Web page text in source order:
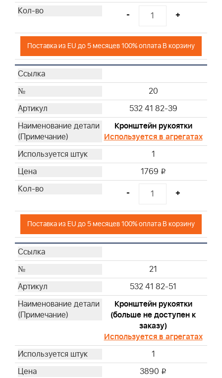
- +
Поставка из EU до 5 месяцев 100% оплата В корзину
20
532 41 82-39
Кронштейн рукоятки
Используется в агрегатах
1
1769 i
- +
Поставка из EU до 5 месяцев 100% оплата В корзину
21
532 41 82-51
Кронштейн рукоятки
(больше не доступен к
заказу)
Используется в агрегатах
1
3890 i